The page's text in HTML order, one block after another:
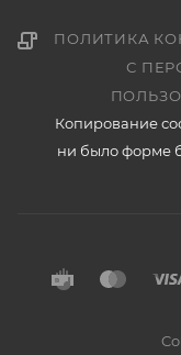
ПОЛИТИКА
С
Копирование
ни было форме